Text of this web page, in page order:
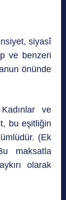
siyasî
ve benzeri
önünde
ve
bu eşitliğin
(Ek
maksatla
olarak